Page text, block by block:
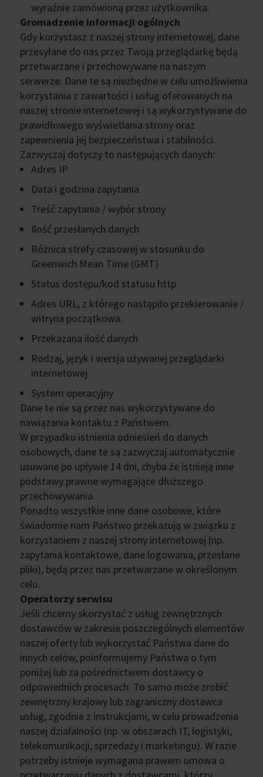
wyraźnie zamówioną przez użytkownika.
Gromadzenie informacji ogólnych
Gdy korzystasz z naszej strony internetowej, dane
przesyłane do nas przez Twoją przeglądarkę będą
przetwarzane i przechowywane na naszym
serwerze. Dane te są niezbędne w celu umożliwienia
korzystania z zawartości i usług oferowanych na
naszej stronie internetowej i są wykorzystywane do
prawidłowego wyświetlania strony oraz
zapewnienia jej bezpieczeństwa i stabilności.
Zazwyczaj dotyczy to następujących danych:
Adres IP
Data i godzina zapytania
Treść zapytania / wybór strony
Ilość przesłanych danych
Różnica strefy czasowej w stosunku do
Greenwich Mean Time (GMT)
Status dostępu/kod statusu http
Adres URL, z którego nastąpiło przekierowanie /
witryna początkowa.
Przekazana ilość danych
Rodzaj, język i wersja używanej przeglądarki
internetowej
System operacyjny
Dane te nie są przez nas wykorzystywane do
nawiązania kontaktu z Państwem.
W przypadku istnienia odniesień do danych
osobowych, dane te są zazwyczaj automatycznie
usuwane po upływie 14 dni, chyba że istnieją inne
podstawy prawne wymagające dłuższego
przechowywania.
Ponadto wszystkie inne dane osobowe, które
świadomie nam Państwo przekazują w związku z
korzystaniem z naszej strony internetowej (np.
zapytania kontaktowe, dane logowania, przesłane
pliki), będą przez nas przetwarzane w określonym
celu.
Operatorzy serwisu
Jeśli chcemy skorzystać z usług zewnętrznych
dostawców w zakresie poszczególnych elementów
naszej oferty lub wykorzystać Państwa dane do
innych celów, poinformujemy Państwa o tym
poniżej lub za pośrednictwem dostawcy o
odpowiednich procesach. To samo może zrobić
zewnętrzny krajowy lub zagraniczny dostawca
usług, zgodnie z instrukcjami, w celu prowadzenia
naszej działalności (np. w obszarach IT, logistyki,
telekomunikacji, sprzedaży i marketingu). W razie
potrzeby istnieje wymagana prawem umowa o